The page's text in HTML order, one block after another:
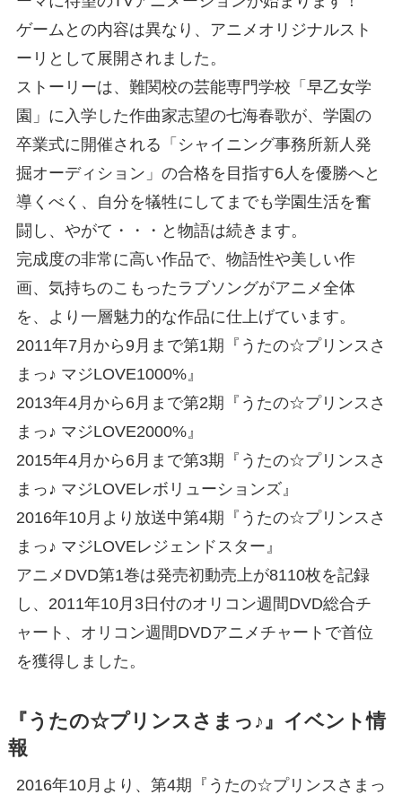
ゲームとの内容は異なり、アニメオリジナルスト
ーリとして展開されました。
ストーリーは、難関校の芸能専門学校「早乙女学
園」に入学した作曲家志望の七海春歌が、学園の
卒業式に開催される「シャイニング事務所新人発
掘オーディション」の合格を目指す6人を優勝へと
導くべく、自分を犠牲にしてまでも学園生活を奮
闘し、やがて・・・と物語は続きます。
完成度の非常に高い作品で、物語性や美しい作
画、気持ちのこもったラブソングがアニメ全体
を、より一層魅力的な作品に仕上げています。
2011年7月から9月まで第1期『うたの☆プリンスさ
まっ♪ マジLOVE1000%』
2013年4月から6月まで第2期『うたの☆プリンスさ
まっ♪ マジLOVE2000%』
2015年4月から6月まで第3期『うたの☆プリンスさ
まっ♪ マジLOVEレボリューションズ』
2016年10月より放送中第4期『うたの☆プリンスさ
まっ♪ マジLOVEレジェンドスター』
アニメDVD第1巻は発売初動売上が8110枚を記録
し、2011年10月3日付のオリコン週間DVD総合チ
ャート、オリコン週間DVDアニメチャートで首位
を獲得しました。
『うたの☆プリンスさまっ♪』イベント情
報
2016年10月より、第4期『うたの☆プリンスさまっ